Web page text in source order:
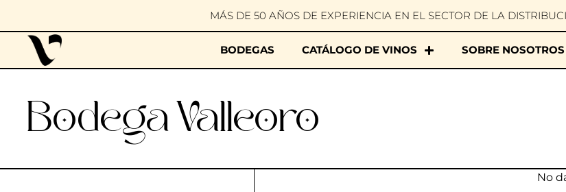
MÁS DE 50 AÑOS DE EXPERIENCIA EN EL SECTOR DE LA
BODEGAS CATÁLOGO DE VINOS SOBRE NOSOTROS
Bodega Valleoro
No